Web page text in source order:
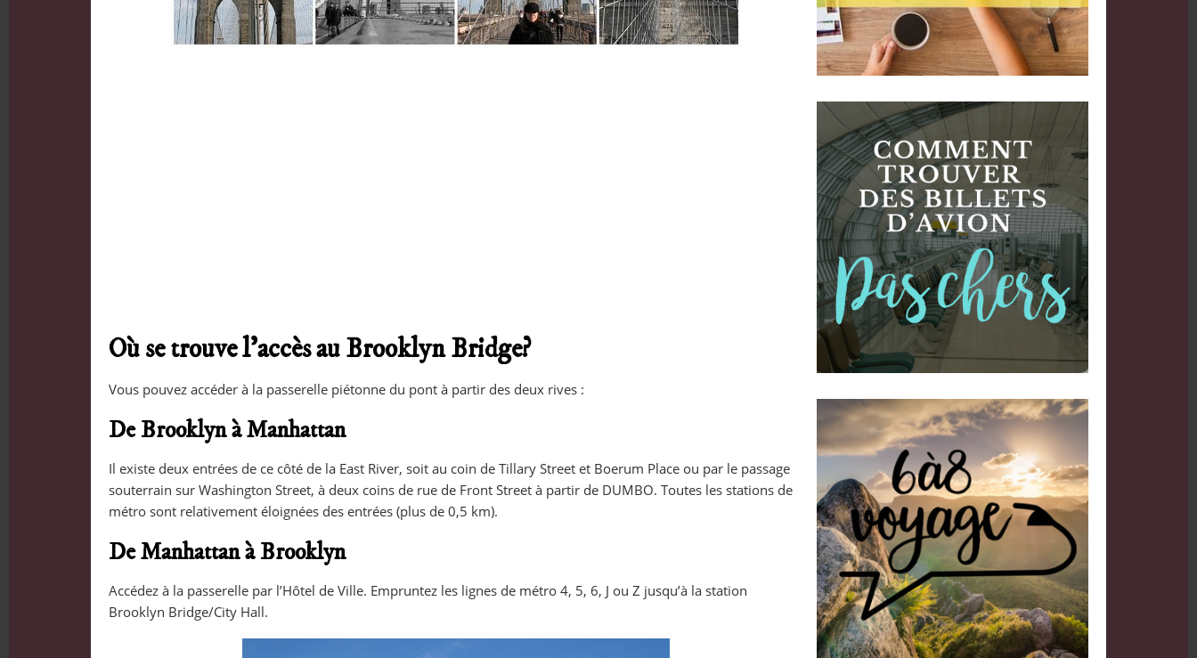
Où se trouve l’accès au Brooklyn Bridge?
Vous pouvez accéder à la passerelle piétonne du pont à partir des deux rives :
De Brooklyn à Manhattan
Il existe deux entrées de ce côté de la East River, soit au coin de Tillary Street et Boerum Place ou par le passage
souterrain sur Washington Street, à deux coins de rue de Front Street à partir de DUMBO. Toutes les stations de
métro sont relativement éloignées des entrées (plus de 0,5 km).
De Manhattan à Brooklyn
Accédez à la passerelle par l’Hôtel de Ville. Empruntez les lignes de métro 4, 5, 6, J ou Z jusqu’à la station
Brooklyn Bridge/City Hall.